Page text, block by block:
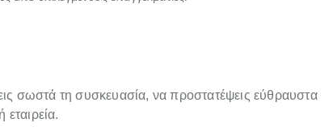
σωστά τη συσκευασία, να προστατέψεις εύθραυστα
εταιρεία.